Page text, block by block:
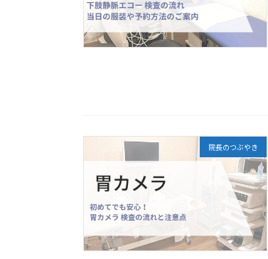
院長のつぶやき